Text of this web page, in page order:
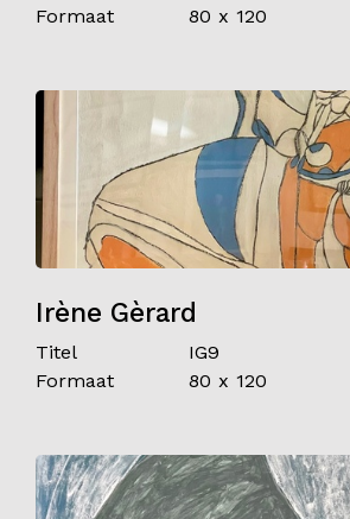
Formaat
80 x 120
Irène Gèrard
Titel
IG9
Formaat
80 x 120